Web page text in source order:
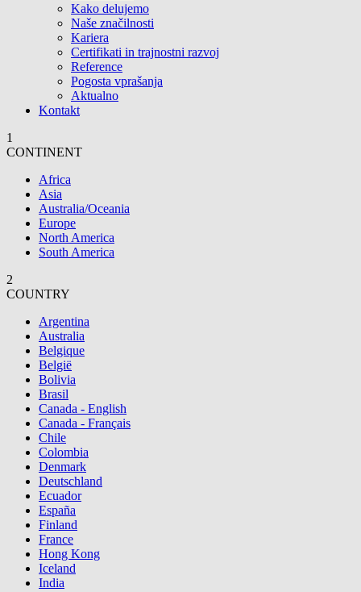
Kako delujemo
Naše značilnosti
Kariera
Certifikati in trajnostni razvoj
Reference
Pogosta vprašanja
Aktualno
Kontakt
1
CONTINENT
Africa
Asia
Australia/Oceania
Europe
North America
South America
2
COUNTRY
Argentina
Australia
Belgique
België
Bolivia
Brasil
Canada - English
Canada - Français
Chile
Colombia
Denmark
Deutschland
Ecuador
España
Finland
France
Hong Kong
Iceland
India